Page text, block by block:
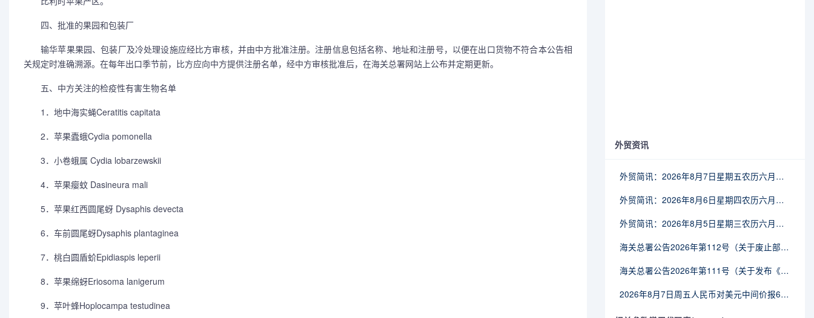
四、批准的果园和包装厂
输华苹果果园、包装厂及冷处理设施应经比方审核，并由中方批准注册。注册信息包括名称、地址和注册号，以便在出口货物不符合本公告相
关规定时准确溯源。在每年出口季节前，比方应向中方提供注册名单，经中方审核批准后，在海关总署网站上公布并定期更新。
五、中方关注的检疫性有害生物名单
1．地中海实蝇Ceratitis capitata
2．苹果蠹蛾Cydia pomonella
3．小卷蛾属 Cydia lobarzewskii
4．苹果瘿蚊 Dasineura mali
5．苹果红西圆尾蚜 Dysaphis devecta
6．车前圆尾蚜Dysaphis plantaginea
7．桃白圆盾蚧Epidiaspis leperii
8．苹果绵蚜Eriosoma lanigerum
9．苹叶蜂Hoplocampa testudinea
外贸资讯
外贸简讯：2026年8月7日星期五农历六月廿五
外贸简讯：2026年8月6日星期四农历六月廿四
外贸简讯：2026年8月5日星期三农历六月廿三
海关总署公告2026年第112号（关于废止部分卫生检疫类规范性文件的公告）
海关总署公告2026年第111号（关于发布《进出境动植物检疫处理监督管理工作规定》《进出境卫生处理监督管理工作规定》的公告）
2026年8月7日周五人民币对美元中间价报6.7904调贬9个基点